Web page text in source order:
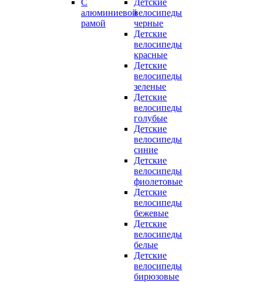
С
алюминиевой
рамой
Детские
велосипеды
черные
Детские
велосипеды
красные
Детские
велосипеды
зеленые
Детские
велосипеды
голубые
Детские
велосипеды
синие
Детские
велосипеды
фиолетовые
Детские
велосипеды
бежевые
Детские
велосипеды
белые
Детские
велосипеды
бирюзовые